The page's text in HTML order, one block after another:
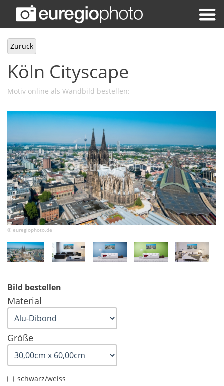
Zurück
Köln Cityscape
Motiv online als Wandbild bestellen:
© euregiophoto.de
Bild bestellen
Material
Größe
schwarz/weiss